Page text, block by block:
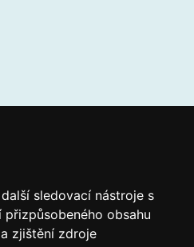
sledovací nástroje s
obsahu
zjištění zdroje